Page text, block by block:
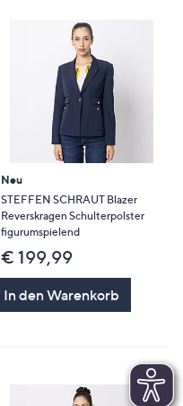
Neu
STEFFEN SCHRAUT Blazer
Reverskragen Schulterpolster
figurumspielend
€ 199,99
In den Warenkorb